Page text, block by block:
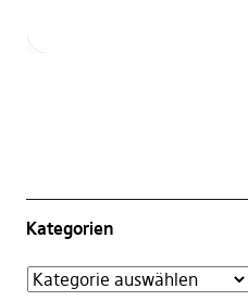
Kategorien